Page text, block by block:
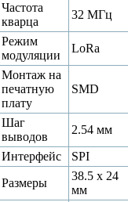
Частота
кварца
32 МГц
Режим
модуляции
LoRa
Монтаж на
печатную
плату
SMD
Шаг
выводов
2.54 мм
Интерфейс
SPI
Размеры
38.5 x 24
мм